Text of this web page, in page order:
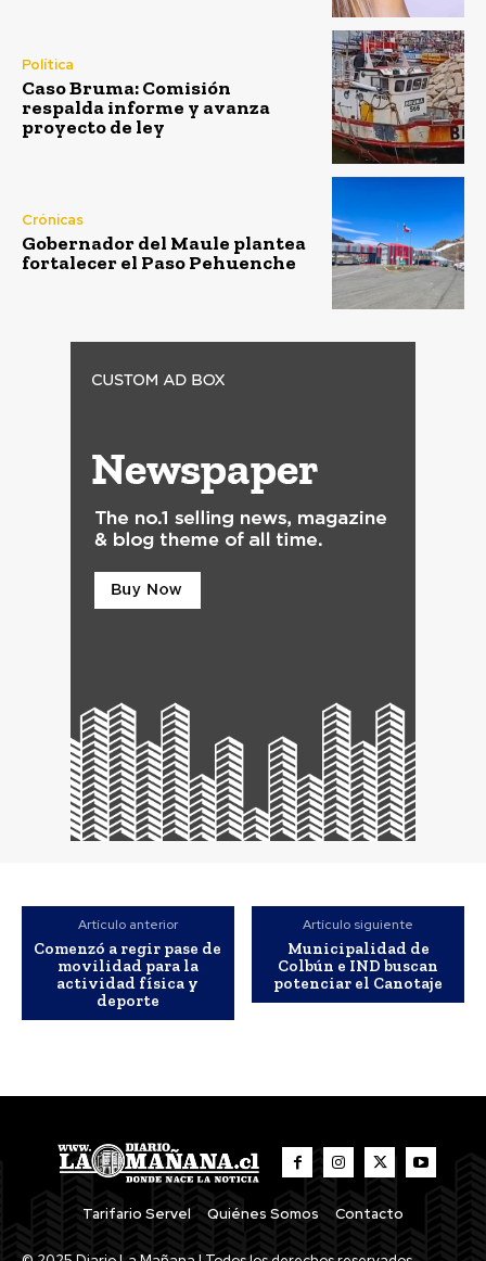
Política
Caso Bruma: Comisión
respalda informe y avanza
proyecto de ley
Crónicas
Gobernador del Maule plantea
fortalecer el Paso Pehuenche
Artículo anterior
Comenzó a regir pase de
movilidad para la
actividad física y
deporte
Artículo siguiente
Municipalidad de
Colbún e IND buscan
potenciar el Canotaje
Tarifario Servel Quiénes Somos Contacto